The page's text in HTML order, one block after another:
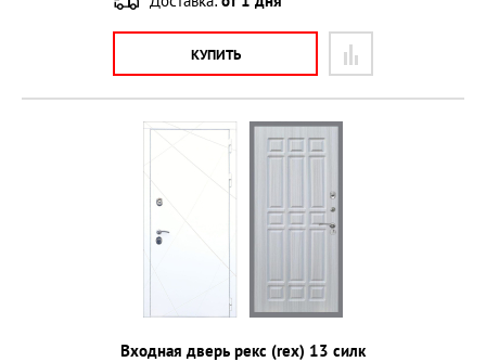
КУПИТЬ
Входная дверь рекс (rex) 13 силк